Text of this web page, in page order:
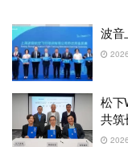
波音
松下
共筑